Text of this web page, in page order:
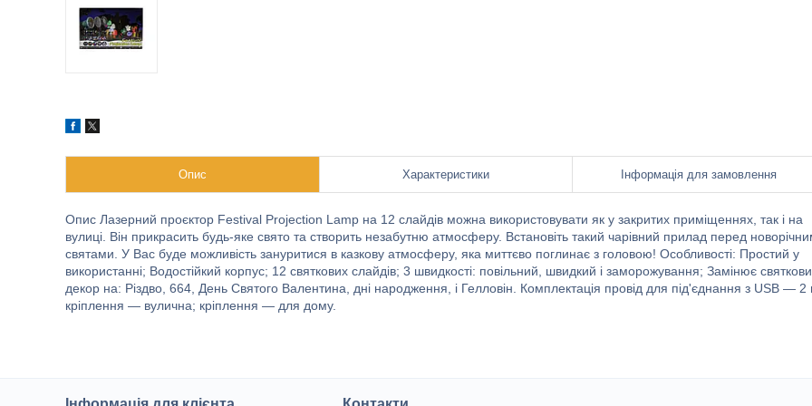
Опис Характеристики Інформація для замовлення
Опис Лазерний проєктор Festival Projection Lamp на 12 слайдів можна використовувати як у закритих приміщеннях, так і на
вулиці. Він прикрасить будь-яке свято та створить незабутню атмосферу. Встановіть такий чарівний прилад перед
святами. У Вас буде можливість зануритися в казкову атмосферу, яка миттєво поглинає з головою! Особливості: Простий у
використанні; Водостійкий корпус; 12 святкових слайдів; 3 швидкості: повільний, швидкий і заморожування; Замінює
декор на: Різдво, 664, День Святого Валентина, дні народження, і Гелловін. Комплектація провід для під'єднання з USB — 2
кріплення — вулична; кріплення — для дому.